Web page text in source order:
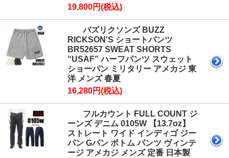
19,800円(税込)
バズリクソンズ BUZZ
RICKSON'S ショートパンツ
BR52657 SWEAT SHORTS
“USAF” ハーフパンツ スウェット
ショーパン ミリタリー アメカジ 東
洋 メンズ 春夏
16,280円(税込)
フルカウント FULL COUNT ジ
ーンズ デニム 0105W 【13.7oz】
ストレート ワイド インディゴ ジー
パン Gパン ボトム パンツ ヴィンテ
ージ アメカジ メンズ 定番 日本製